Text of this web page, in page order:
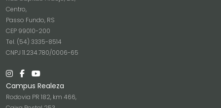
Centro,
Passo Fundo, RS
CEP 99010-200
Tel. (54) 3335-8514
CNPJ 11.234.780/0006-65
Campus Realeza
Rodovia PR 182, km 466,